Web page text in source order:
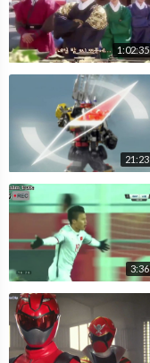
1:02:35
21:23
3:36